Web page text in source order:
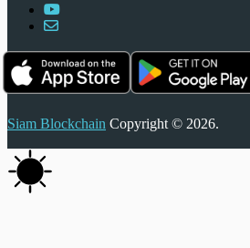
Siam Blockchain Copyright © 2026.